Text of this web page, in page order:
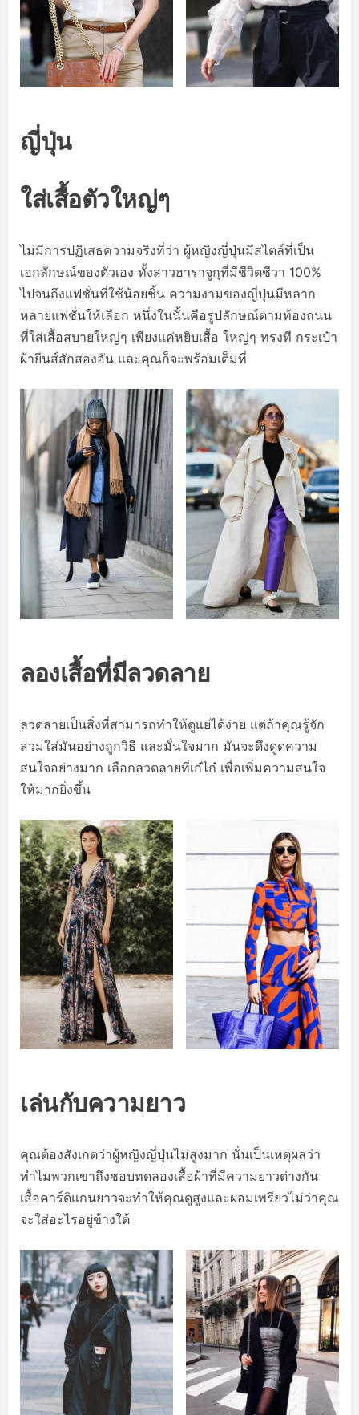
ญี่ปุ่น
ใส่เสื้อตัวใหญ่ๆ
ไม่มีการปฏิเสธความจริงที่ว่า ผู้หญิงญี่ปุ่นมีสไตล์ที่เป็น
เอกลักษณ์ของตัวเอง ทั้งสาวฮาราจูกุที่มีชีวิตชีวา 100%
ไปจนถึงแฟชั่นที่ใช้น้อยชิ้น ความงามของญี่ปุ่นมีหลาก
หลายแฟชั่นให้เลือก หนึ่งในนั้นคือรูปลักษณ์ตามท้องถนน
ที่ใส่เสื้อสบายใหญ่ๆ เพียงแค่หยิบเสื้อ ใหญ่ๆ ทรงที กระเป๋า
ผ้ายีนส์สักสองอัน และคุณก็จะพร้อมเต็มที่
ลองเสื้อที่มีลวดลาย
ลวดลายเป็นสิ่งที่สามารถทำให้ดูแย่ได้ง่าย แต่ถ้าคุณรู้จัก
สวมใส่มันอย่างถูกวิธี และมั่นใจมาก มันจะดึงดูดความ
สนใจอย่างมาก เลือกลวดลายที่เก๋ไก๋ เพื่อเพิ่มความสนใจ
ให้มากยิ่งขึ้น
เล่นกับความยาว
คุณต้องสังเกตว่าผู้หญิงญี่ปุ่นไม่สูงมาก นั่นเป็นเหตุผลว่า
ทำไมพวกเขาถึงชอบทดลองเสื้อผ้าที่มีความยาวต่างกัน
เสื้อคาร์ดิแกนยาวจะทำให้คุณดูสูงและผอมเพรียวไม่ว่าคุณ
จะใส่อะไรอยู่ข้างใต้